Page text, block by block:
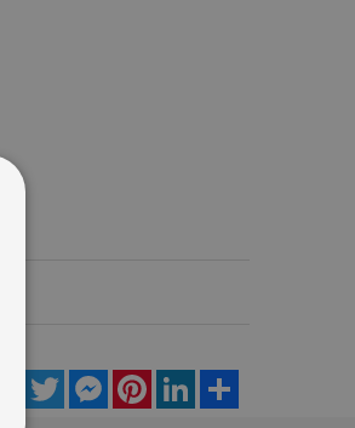
Facebook
Twitter MessengerPinterestLinkedIn